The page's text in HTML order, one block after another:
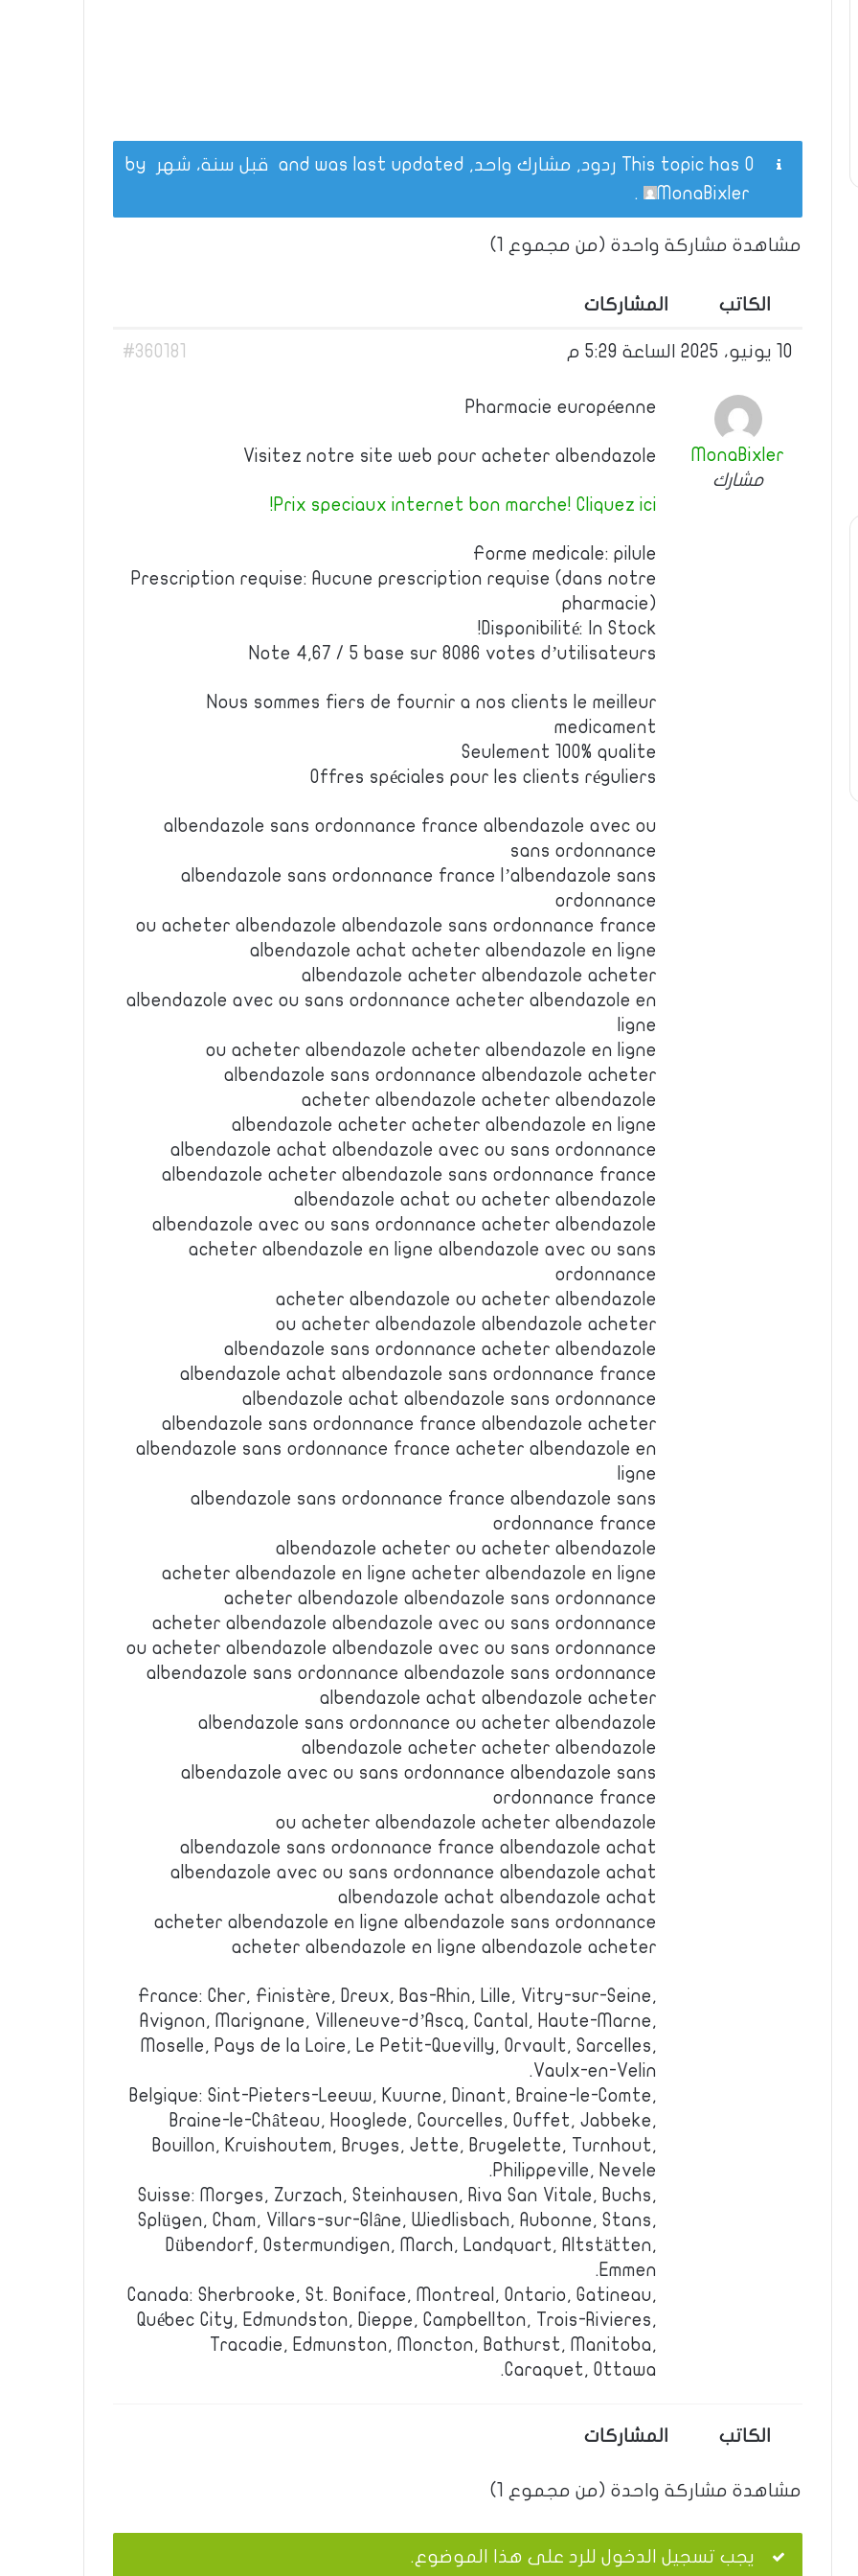
This topic has 0 ردود, مشارك واحد, and was last updated قبل سنة، شهر
MonaBixler
.
مشاهدة مشاركة واحدة (من مجموع 1)
الكاتب المشاركات
10 يونيو، 2025 الساعة 5:29 م #360181
MonaBixler
مشارك
Pharmacie européenne
Visitez notre site web pour acheter albendazole
Prix speciaux internet bon marche! Cliquez ici!
Forme medicale: pilule
Prescription requise: Aucune prescription requise (dans notre
pharmacie)
Disponibilité: In Stock!
Note 4,67 / 5 base sur 8086 votes d’utilisateurs
Nous sommes fiers de fournir a nos clients le meilleur
medicament
Seulement 100% qualite
Offres spéciales pour les clients réguliers
albendazole sans ordonnance france albendazole avec ou
sans ordonnance
albendazole sans ordonnance france l’albendazole sans
ordonnance
ou acheter albendazole albendazole sans ordonnance france
albendazole achat acheter albendazole en ligne
albendazole acheter albendazole acheter
albendazole avec ou sans ordonnance acheter albendazole en
ligne
ou acheter albendazole acheter albendazole en ligne
albendazole sans ordonnance albendazole acheter
acheter albendazole acheter albendazole
albendazole acheter acheter albendazole en ligne
albendazole achat albendazole avec ou sans ordonnance
albendazole acheter albendazole sans ordonnance france
albendazole achat ou acheter albendazole
albendazole avec ou sans ordonnance acheter albendazole
acheter albendazole en ligne albendazole avec ou sans
ordonnance
acheter albendazole ou acheter albendazole
ou acheter albendazole albendazole acheter
albendazole sans ordonnance acheter albendazole
albendazole achat albendazole sans ordonnance france
albendazole achat albendazole sans ordonnance
albendazole sans ordonnance france albendazole acheter
albendazole sans ordonnance france acheter albendazole en
ligne
albendazole sans ordonnance france albendazole sans
ordonnance france
albendazole acheter ou acheter albendazole
acheter albendazole en ligne acheter albendazole en ligne
acheter albendazole albendazole sans ordonnance
acheter albendazole albendazole avec ou sans ordonnance
ou acheter albendazole albendazole avec ou sans ordonnance
albendazole sans ordonnance albendazole sans ordonnance
albendazole achat albendazole acheter
albendazole sans ordonnance ou acheter albendazole
albendazole acheter acheter albendazole
albendazole avec ou sans ordonnance albendazole sans
ordonnance france
ou acheter albendazole acheter albendazole
albendazole sans ordonnance france albendazole achat
albendazole avec ou sans ordonnance albendazole achat
albendazole achat albendazole achat
acheter albendazole en ligne albendazole sans ordonnance
acheter albendazole en ligne albendazole acheter
France: Cher, Finistère, Dreux, Bas-Rhin, Lille, Vitry-sur-Seine,
Avignon, Marignane, Villeneuve-d’Ascq, Cantal, Haute-Marne,
Moselle, Pays de la Loire, Le Petit-Quevilly, Orvault, Sarcelles,
Vaulx-en-Velin.
Belgique: Sint-Pieters-Leeuw, Kuurne, Dinant, Braine-le-Comte,
Braine-le-Château, Hooglede, Courcelles, Ouffet, Jabbeke,
Bouillon, Kruishoutem, Bruges, Jette, Brugelette, Turnhout,
Philippeville, Nevele.
Suisse: Morges, Zurzach, Steinhausen, Riva San Vitale, Buchs,
Splügen, Cham, Villars-sur-Glâne, Wiedlisbach, Aubonne, Stans,
Dübendorf, Ostermundigen, March, Landquart, Altstätten,
Emmen.
Canada: Sherbrooke, St. Boniface, Montreal, Ontario, Gatineau,
Québec City, Edmundston, Dieppe, Campbellton, Trois-Rivieres,
Tracadie, Edmunston, Moncton, Bathurst, Manitoba,
Caraquet, Ottawa.
الكاتب المشاركات
مشاهدة مشاركة واحدة (من مجموع 1)
يجب تسجيل الدخول للرد على هذا الموضوع.